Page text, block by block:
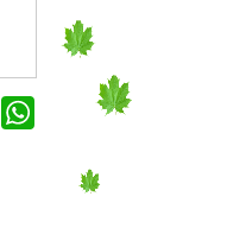
MessengerWhatsApp